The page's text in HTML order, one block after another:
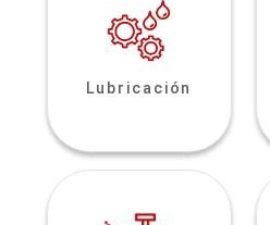
Lubricación